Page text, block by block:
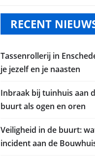
RECENT
Tassenrollerij in
je jezelf en je naasten
Inbraak bij tuinhuis aan
buurt als ogen en oren
Veiligheid in de buurt:
incident aan de